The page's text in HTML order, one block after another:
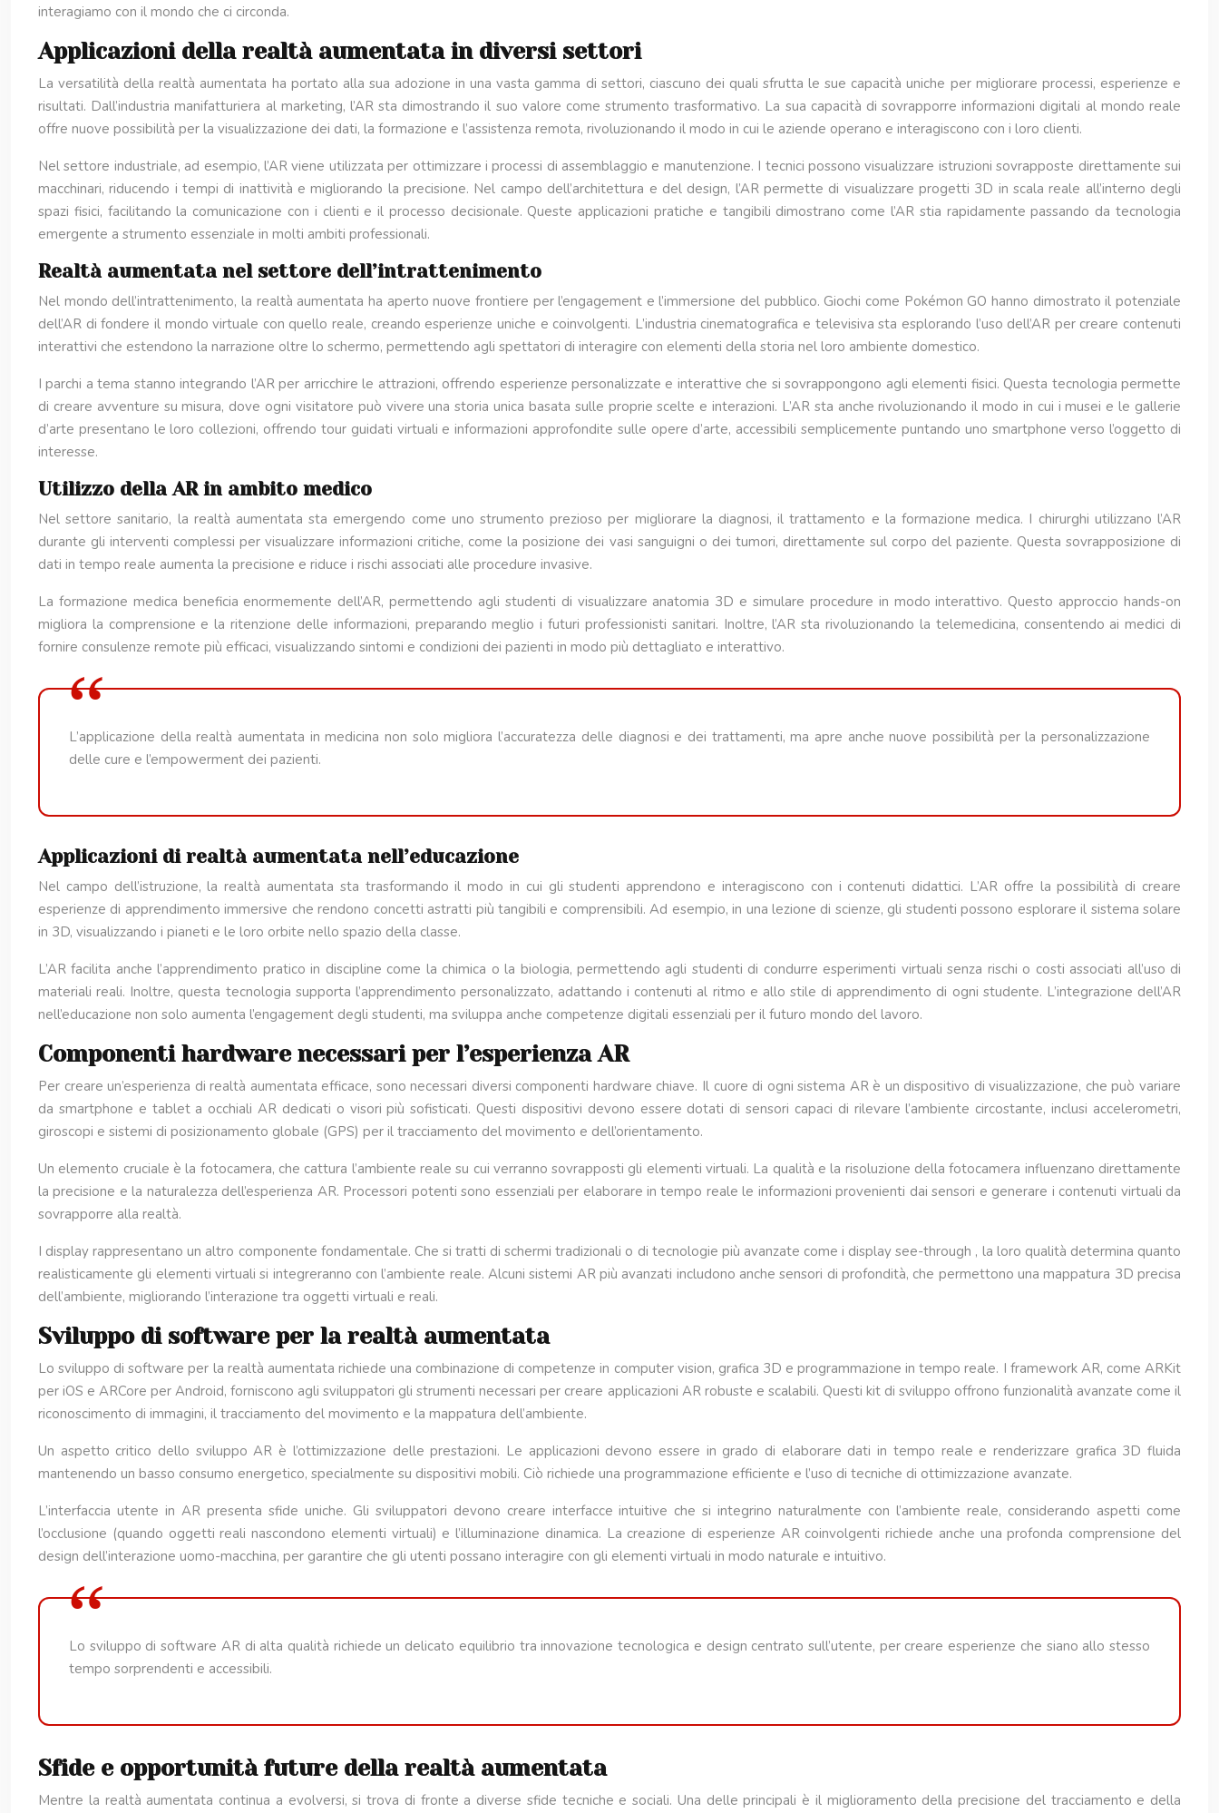
interagiamo con il mondo che ci circonda.
Applicazioni della realtà aumentata in diversi settori
La versatilità della realtà aumentata ha portato alla sua adozione in una vasta gamma di settori, ciascuno dei quali sfrutta le sue capacità uniche per migliorare processi, esperienze e
risultati. Dall’industria manifatturiera al marketing, l’AR sta dimostrando il suo valore come strumento trasformativo. La sua capacità di sovrapporre informazioni digitali al mondo reale
offre nuove possibilità per la visualizzazione dei dati, la formazione e l’assistenza remota, rivoluzionando il modo in cui le aziende operano e interagiscono con i loro clienti.
Nel settore industriale, ad esempio, l’AR viene utilizzata per ottimizzare i processi di assemblaggio e manutenzione. I tecnici possono visualizzare istruzioni sovrapposte direttamente sui
macchinari, riducendo i tempi di inattività e migliorando la precisione. Nel campo dell’architettura e del design, l’AR permette di visualizzare progetti 3D in scala reale all’interno degli
spazi fisici, facilitando la comunicazione con i clienti e il processo decisionale. Queste applicazioni pratiche e tangibili dimostrano come l’AR stia rapidamente passando da tecnologia
emergente a strumento essenziale in molti ambiti professionali.
Realtà aumentata nel settore dell’intrattenimento
Nel mondo dell’intrattenimento, la realtà aumentata ha aperto nuove frontiere per l’engagement e l’immersione del pubblico. Giochi come Pokémon GO hanno dimostrato il potenziale
dell’AR di fondere il mondo virtuale con quello reale, creando esperienze uniche e coinvolgenti. L’industria cinematografica e televisiva sta esplorando l’uso dell’AR per creare contenuti
interattivi che estendono la narrazione oltre lo schermo, permettendo agli spettatori di interagire con elementi della storia nel loro ambiente domestico.
I parchi a tema stanno integrando l’AR per arricchire le attrazioni, offrendo esperienze personalizzate e interattive che si sovrappongono agli elementi fisici. Questa tecnologia permette
di creare avventure su misura, dove ogni visitatore può vivere una storia unica basata sulle proprie scelte e interazioni. L’AR sta anche rivoluzionando il modo in cui i musei e le gallerie
d’arte presentano le loro collezioni, offrendo tour guidati virtuali e informazioni approfondite sulle opere d’arte, accessibili semplicemente puntando uno smartphone verso l’oggetto di
interesse.
Utilizzo della AR in ambito medico
Nel settore sanitario, la realtà aumentata sta emergendo come uno strumento prezioso per migliorare la diagnosi, il trattamento e la formazione medica. I chirurghi utilizzano l’AR
durante gli interventi complessi per visualizzare informazioni critiche, come la posizione dei vasi sanguigni o dei tumori, direttamente sul corpo del paziente. Questa sovrapposizione di
dati in tempo reale aumenta la precisione e riduce i rischi associati alle procedure invasive.
La formazione medica beneficia enormemente dell’AR, permettendo agli studenti di visualizzare anatomia 3D e simulare procedure in modo interattivo. Questo approccio hands-on
migliora la comprensione e la ritenzione delle informazioni, preparando meglio i futuri professionisti sanitari. Inoltre, l’AR sta rivoluzionando la telemedicina, consentendo ai medici di
fornire consulenze remote più efficaci, visualizzando sintomi e condizioni dei pazienti in modo più dettagliato e interattivo.
L’applicazione della realtà aumentata in medicina non solo migliora l’accuratezza delle diagnosi e dei trattamenti, ma apre anche nuove possibilità per la personalizzazione
delle cure e l’empowerment dei pazienti.
Applicazioni di realtà aumentata nell’educazione
Nel campo dell’istruzione, la realtà aumentata sta trasformando il modo in cui gli studenti apprendono e interagiscono con i contenuti didattici. L’AR offre la possibilità di creare
esperienze di apprendimento immersive che rendono concetti astratti più tangibili e comprensibili. Ad esempio, in una lezione di scienze, gli studenti possono esplorare il sistema solare
in 3D, visualizzando i pianeti e le loro orbite nello spazio della classe.
L’AR facilita anche l’apprendimento pratico in discipline come la chimica o la biologia, permettendo agli studenti di condurre esperimenti virtuali senza rischi o costi associati all’uso di
materiali reali. Inoltre, questa tecnologia supporta l’apprendimento personalizzato, adattando i contenuti al ritmo e allo stile di apprendimento di ogni studente. L’integrazione dell’AR
nell’educazione non solo aumenta l’engagement degli studenti, ma sviluppa anche competenze digitali essenziali per il futuro mondo del lavoro.
Componenti hardware necessari per l’esperienza AR
Per creare un’esperienza di realtà aumentata efficace, sono necessari diversi componenti hardware chiave. Il cuore di ogni sistema AR è un dispositivo di visualizzazione, che può variare
da smartphone e tablet a occhiali AR dedicati o visori più sofisticati. Questi dispositivi devono essere dotati di sensori capaci di rilevare l’ambiente circostante, inclusi accelerometri,
giroscopi e sistemi di posizionamento globale (GPS) per il tracciamento del movimento e dell’orientamento.
Un elemento cruciale è la fotocamera, che cattura l’ambiente reale su cui verranno sovrapposti gli elementi virtuali. La qualità e la risoluzione della fotocamera influenzano direttamente
la precisione e la naturalezza dell’esperienza AR. Processori potenti sono essenziali per elaborare in tempo reale le informazioni provenienti dai sensori e generare i contenuti virtuali da
sovrapporre alla realtà.
I display rappresentano un altro componente fondamentale. Che si tratti di schermi tradizionali o di tecnologie più avanzate come i display see-through , la loro qualità determina quanto
realisticamente gli elementi virtuali si integreranno con l’ambiente reale. Alcuni sistemi AR più avanzati includono anche sensori di profondità, che permettono una mappatura 3D precisa
dell’ambiente, migliorando l’interazione tra oggetti virtuali e reali.
Sviluppo di software per la realtà aumentata
Lo sviluppo di software per la realtà aumentata richiede una combinazione di competenze in computer vision, grafica 3D e programmazione in tempo reale. I framework AR, come ARKit
per iOS e ARCore per Android, forniscono agli sviluppatori gli strumenti necessari per creare applicazioni AR robuste e scalabili. Questi kit di sviluppo offrono funzionalità avanzate come il
riconoscimento di immagini, il tracciamento del movimento e la mappatura dell’ambiente.
Un aspetto critico dello sviluppo AR è l’ottimizzazione delle prestazioni. Le applicazioni devono essere in grado di elaborare dati in tempo reale e renderizzare grafica 3D fluida
mantenendo un basso consumo energetico, specialmente su dispositivi mobili. Ciò richiede una programmazione efficiente e l’uso di tecniche di ottimizzazione avanzate.
L’interfaccia utente in AR presenta sfide uniche. Gli sviluppatori devono creare interfacce intuitive che si integrino naturalmente con l’ambiente reale, considerando aspetti come
l’occlusione (quando oggetti reali nascondono elementi virtuali) e l’illuminazione dinamica. La creazione di esperienze AR coinvolgenti richiede anche una profonda comprensione del
design dell’interazione uomo-macchina, per garantire che gli utenti possano interagire con gli elementi virtuali in modo naturale e intuitivo.
Lo sviluppo di software AR di alta qualità richiede un delicato equilibrio tra innovazione tecnologica e design centrato sull’utente, per creare esperienze che siano allo stesso
tempo sorprendenti e accessibili.
Sfide e opportunità future della realtà aumentata
Mentre la realtà aumentata continua a evolversi, si trova di fronte a diverse sfide tecniche e sociali. Una delle principali è il miglioramento della precisione del tracciamento e della